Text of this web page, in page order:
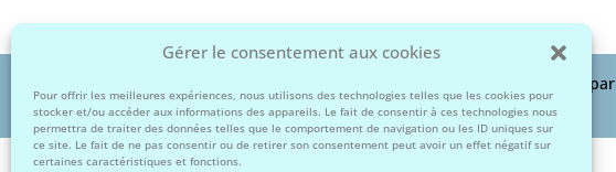
Gérer le consentement aux cookies
Pour offrir les meilleures expériences, nous utilisons des technologies telles que les cookies pour
stocker et/ou accéder aux informations des appareils. Le fait de consentir à ces technologies nous
permettra de traiter des données telles que le comportement de navigation ou les ID uniques sur
ce site. Le fait de ne pas consentir ou de retirer son consentement peut avoir un effet négatif sur
certaines caractéristiques et fonctions.
Facebook
Instagram
Développé par